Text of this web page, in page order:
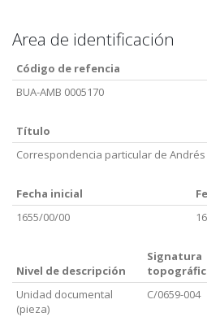
Area de identificación
Código de refencia
BUA-AMB 0005170
Título
Correspondencia particular de
Fecha inicial
1655/00/00
Nivel de descripción
Signatura
Unidad documental
(pieza)
C/0659-004